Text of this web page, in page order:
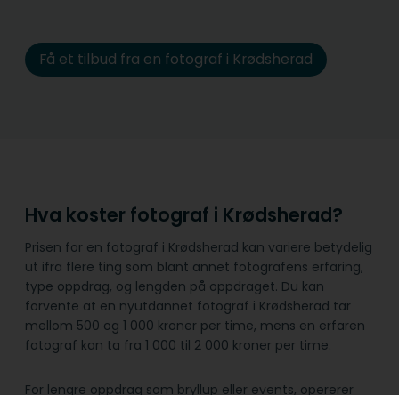
Få et tilbud fra en fotograf i Krødsherad
Hva koster fotograf i Krødsherad?
Prisen for en fotograf i Krødsherad kan variere betydelig
ut ifra flere ting som blant annet fotografens erfaring,
type oppdrag, og lengden på oppdraget. Du kan
forvente at en nyutdannet fotograf i Krødsherad tar
mellom 500 og 1 000 kroner per time, mens en erfaren
fotograf kan ta fra 1 000 til 2 000 kroner per time.
For lengre oppdrag som bryllup eller events, opererer